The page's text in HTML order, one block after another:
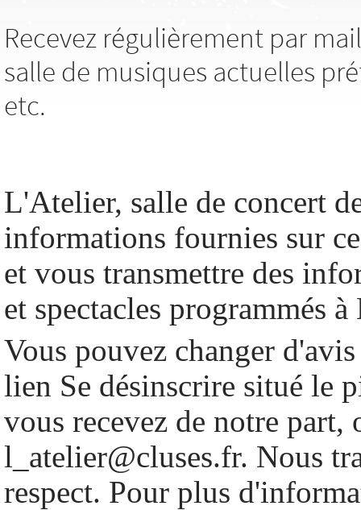
Recevez régulièrement par
salle de musiques actuelles
etc.
L'Atelier, salle de concert
informations fournies sur
et vous transmettre des
et spectacles programmés
Vous pouvez changer
lien Se désinscrire situé le
vous recevez de notre part,
l_atelier@cluses.fr. Nous
respect. Pour plus